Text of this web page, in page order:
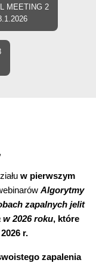
MEETING 2
w pierwszym
Algorytmy
zapalnych jelit
2026 roku, które
r.
zapalenia